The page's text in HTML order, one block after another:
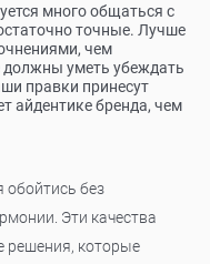
много общаться с
точные. Лучше
чем
уметь убеждать
правки принесут
айдентике бренда, чем
обойтись без
Эти качества
решения, которые